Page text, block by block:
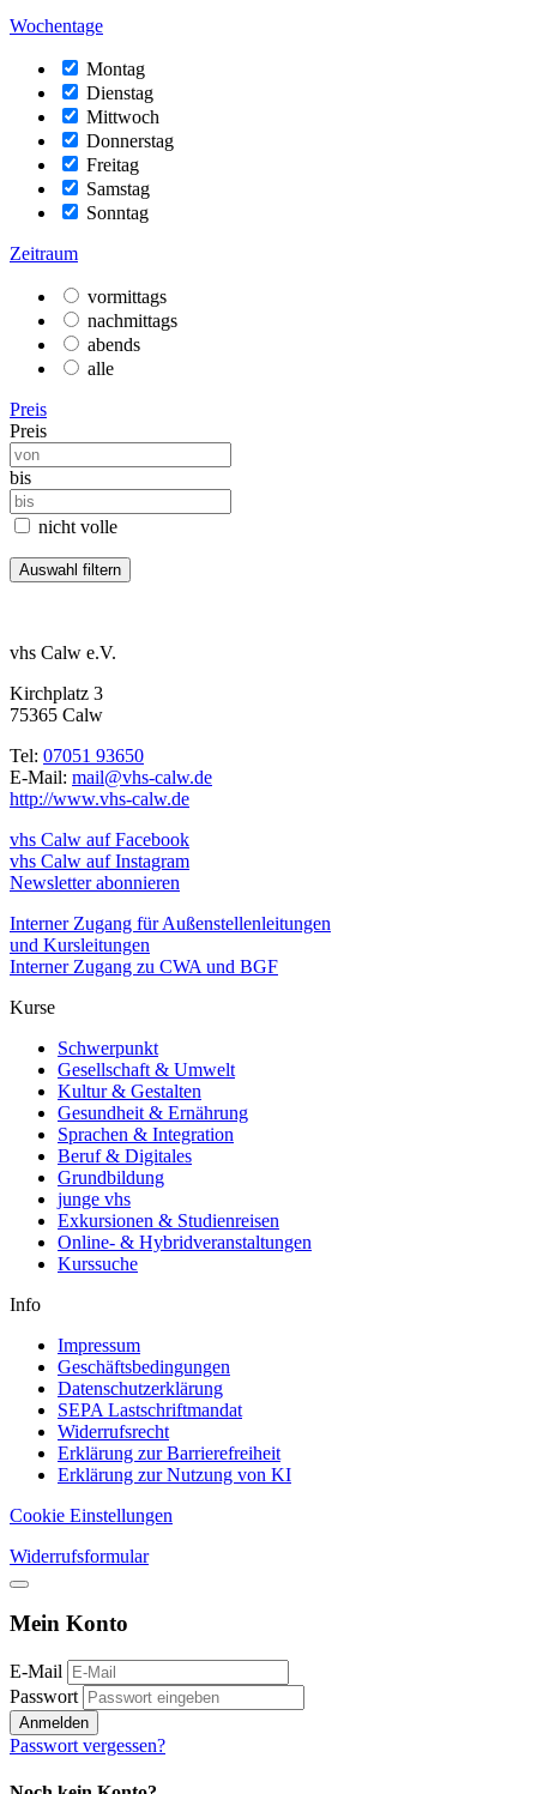
Wochentage
Montag
Dienstag
Mittwoch
Donnerstag
Freitag
Samstag
Sonntag
Zeitraum
vormittags
nachmittags
abends
alle
Preis
Preis
bis
nicht volle
vhs Calw e.V.
Kirchplatz 3
75365 Calw
Tel: 07051 93650
E-Mail: mail@vhs-calw.de
http://www.vhs-calw.de
vhs Calw auf Facebook
vhs Calw auf Instagram
Newsletter abonnieren
Interner Zugang für Außenstellenleitungen
und Kursleitungen
Interner Zugang zu CWA und BGF
Kurse
Schwerpunkt
Gesellschaft & Umwelt
Kultur & Gestalten
Gesundheit & Ernährung
Sprachen & Integration
Beruf & Digitales
Grundbildung
junge vhs
Exkursionen & Studienreisen
Online- & Hybridveranstaltungen
Kurssuche
Info
Impressum
Geschäftsbedingungen
Datenschutzerklärung
SEPA Lastschriftmandat
Widerrufsrecht
Erklärung zur Barrierefreiheit
Erklärung zur Nutzung von KI
Cookie Einstellungen
Widerrufsformular
Mein Konto
E-Mail
Passwort
Anmelden
Passwort vergessen?